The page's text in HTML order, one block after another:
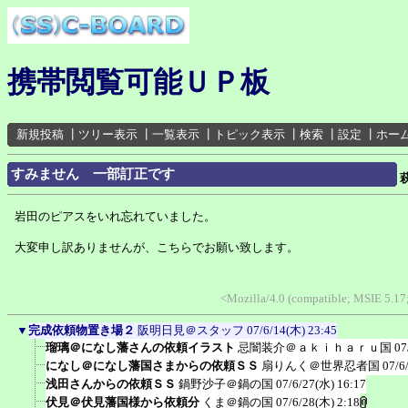
携帯閲覧可能ＵＰ板
新規投稿 ツリー表示 一覧表示 トピック表示 検索 設定 ホー
すみません 一部訂正です
岩田のピアスをいれ忘れていました。
大変申し訳ありませんが、こちらでお願い致します。
<Mozilla/4.0 (compatible; MSIE
▼ 完成依頼物置き場２ 阪明日見＠スタッフ 07/6/14(木) 23:45
瑠璃＠になし藩さんの依頼イラスト 忌闇装介＠ａｋｉｈａｒｕ国
になし＠になし藩国さまからの依頼ＳＳ 扇りんく＠世界忍者国 07/
浅田さんからの依頼ＳＳ 鍋野沙子＠鍋の国 07/6/27(水) 16:17
伏見＠伏見藩国様から依頼分 くま＠鍋の国 07/6/28(木) 2:18